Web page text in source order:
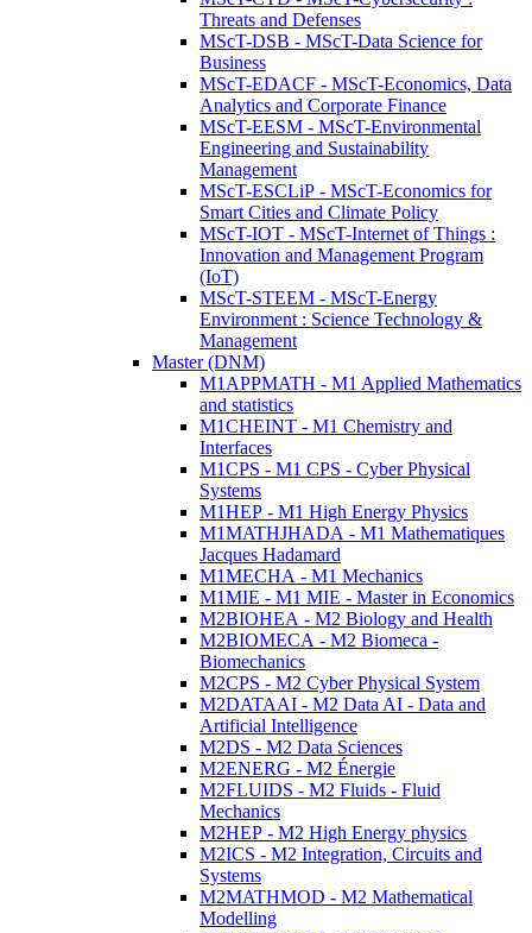
Threats and Defenses
MScT-DSB - MScT-Data Science for
Business
MScT-EDACF - MScT-Economics, Data
Analytics and Corporate Finance
MScT-EESM - MScT-Environmental
Engineering and Sustainability
Management
MScT-ESCLiP - MScT-Economics for
Smart Cities and Climate Policy
MScT-IOT - MScT-Internet of Things :
Innovation and Management Program
(IoT)
MScT-STEEM - MScT-Energy
Environment : Science Technology &
Management
Master (DNM)
M1APPMATH - M1 Applied Mathematics
and statistics
M1CHEINT - M1 Chemistry and
Interfaces
M1CPS - M1 CPS - Cyber Physical
Systems
M1HEP - M1 High Energy Physics
M1MATHJHADA - M1 Mathematiques
Jacques Hadamard
M1MECHA - M1 Mechanics
M1MIE - M1 MIE - Master in Economics
M2BIOHEA - M2 Biology and Health
M2BIOMECA - M2 Biomeca -
Biomechanics
M2CPS - M2 Cyber Physical System
M2DATAAI - M2 Data AI - Data and
Artificial Intelligence
M2DS - M2 Data Sciences
M2ENERG - M2 Énergie
M2FLUIDS - M2 Fluids - Fluid
Mechanics
M2HEP - M2 High Energy physics
M2ICS - M2 Integration, Circuits and
Systems
M2MATHMOD - M2 Mathematical
Modelling